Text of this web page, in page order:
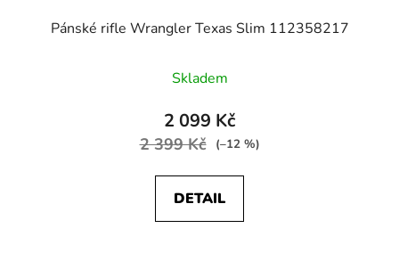
Pánské rifle Wrangler Texas Slim 112358217
Skladem
2 099 Kč
2 399 Kč (–12 %)
DETAIL